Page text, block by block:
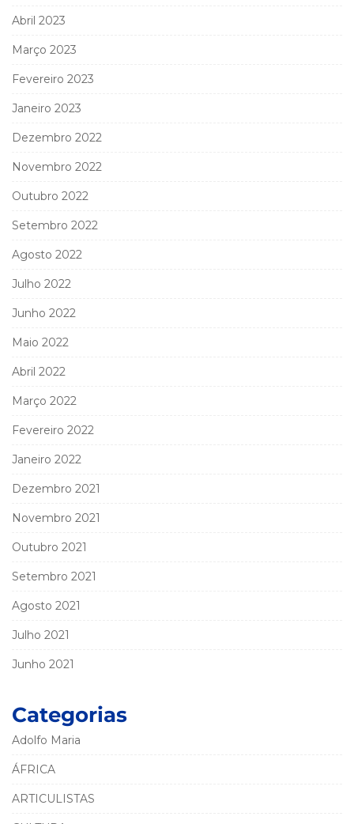
Abril 2023
Março 2023
Fevereiro 2023
Janeiro 2023
Dezembro 2022
Novembro 2022
Outubro 2022
Setembro 2022
Agosto 2022
Julho 2022
Junho 2022
Maio 2022
Abril 2022
Março 2022
Fevereiro 2022
Janeiro 2022
Dezembro 2021
Novembro 2021
Outubro 2021
Setembro 2021
Agosto 2021
Julho 2021
Junho 2021
Categorias
Adolfo Maria
ÁFRICA
ARTICULISTAS